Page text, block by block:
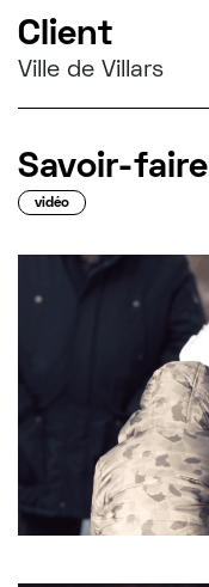
t!ntamarre
Client
Ville de Villars
Savoir-faire
vidéo